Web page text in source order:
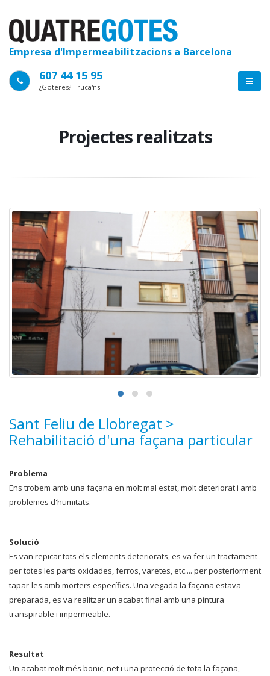
Empresa d'Impermeabilitzacions a Barcelona
607 44 15 95
¿Goteres? Truca'ns
Projectes realitzats
Sant Feliu de Llobregat >
Rehabilitació d'una façana particular
Problema
Ens trobem amb una façana en molt mal estat, molt deteriorat i amb
problemes d'humitats.
Solució
Es van repicar tots els elements deteriorats, es va fer un tractament
per totes les parts oxidades, ferros, varetes, etc.... per posteriorment
tapar-les amb morters específics. Una vegada la façana estava
preparada, es va realitzar un acabat final amb una pintura
transpirable i impermeable.
Resultat
Un acabat molt més bonic, net i una protecció de tota la façana,